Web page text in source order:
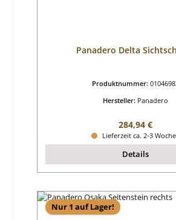
Panadero Delta
Produktnummer:
Hersteller: Panadero
Regulärer
284,94 €
Lieferzeit ca. 2-3
Details
Nur 1 auf Lager!